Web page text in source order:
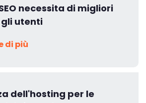
necessita di migliori
utenti
di più
dell'hosting per le